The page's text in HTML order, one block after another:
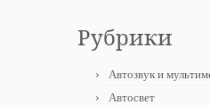
Рубрики
Автозвук и
Автосвет